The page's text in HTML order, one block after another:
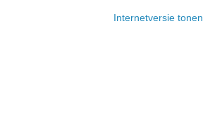
Internetversie tonen